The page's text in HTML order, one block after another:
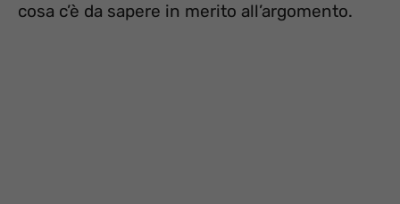
cosa c’è da sapere in merito all’argomento.